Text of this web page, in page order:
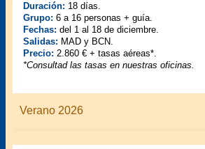
Duración: 18 días.
Grupo: 6 a 16 personas + guía.
Fechas: del 1 al 18 de diciembre.
Salidas: MAD y BCN.
Precio: 2.860 € + tasas aéreas*.
*Consultad las tasas en nuestras oficinas.
Verano 2026